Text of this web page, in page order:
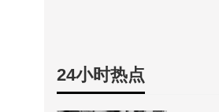
24小时热点